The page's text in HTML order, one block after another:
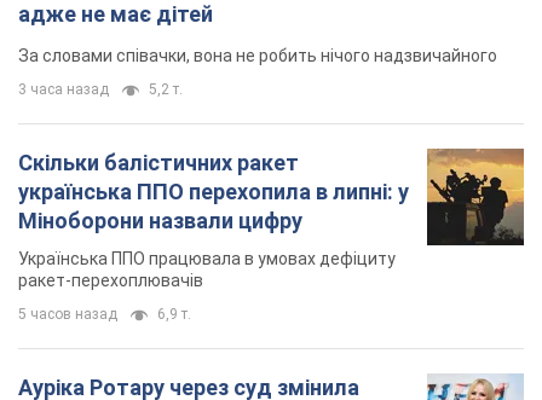
адже не має дітей
За словами співачки, вона не робить нічого надзвичайного
3 часа назад 5,2 т.
Скільки балістичних ракет
українська ППО перехопила в липні: у
Міноборони назвали цифру
Українська ППО працювала в умовах дефіциту
ракет-перехоплювачів
5 часов назад 6,9 т.
Ауріка Ротару через суд змінила